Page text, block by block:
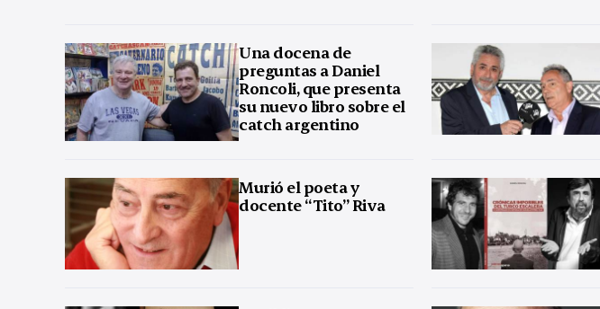
Una docena de
preguntas a Daniel
Roncoli, que presenta
su nuevo libro sobre el
catch argentino
Murió el poeta y
docente “Tito” Riva